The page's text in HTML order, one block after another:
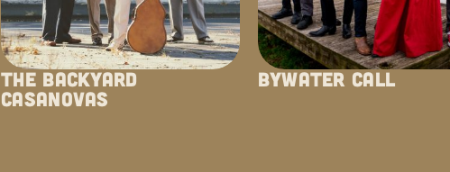
THE BACKYARD
CASANOVAS
BYWATER CALL